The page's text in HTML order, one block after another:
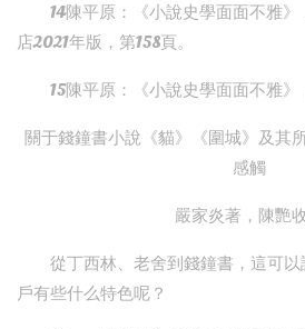
14陳平原：《小說史學面面不雅》
店2021年版，第158頁。
15陳平原：《小說史學面面不雅》
關于錢鐘書小說《貓》《圍城》及其
感觸
嚴家炎著，陳艷
從丁西林、老舍到錢鐘書，這可
戶有些什么特色呢？